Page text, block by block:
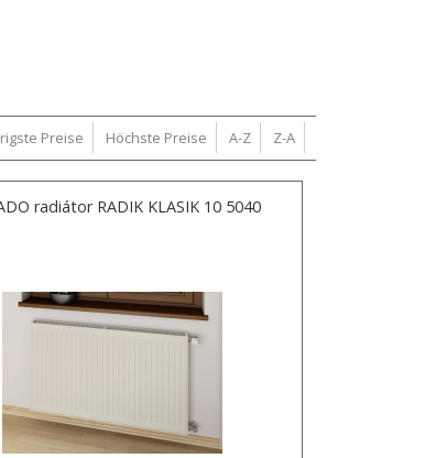
Preise Höchste Preise A-Z Z-A
radiátor RADIK KLASIK 10 5040